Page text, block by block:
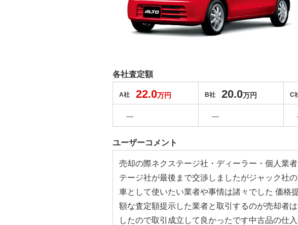
各社査定額
A社 22.0万円 B社 20.0万円 C
― ―
ユーザーコメント
売却の際ネクステージ社・ディーラー・個人業
テージ社が最後まで交渉しましたがジャック社
車として使いたい業者や事情は諸々でした 価格
額な査定額提示した業者と取引するのが売却者
したので取引成立して良かったです中古品の仕